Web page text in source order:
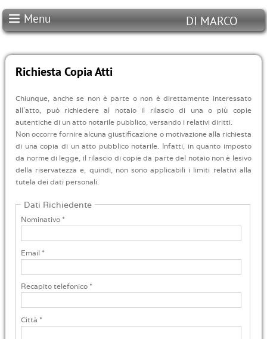
DI MARCO
STUDIO NOTARILE
Menu
Richiesta Copia Atti
Chiunque, anche se non è parte o non è direttamente interessato
all'atto, può richiedere al notaio il rilascio di una o più copie
autentiche di un atto notarile pubblico, versando i relativi diritti.
Non occorre fornire alcuna giustificazione o motivazione alla richiesta
di una copia di un atto pubblico notarile. Infatti, in quanto imposto
da norme di legge, il rilascio di copie da parte del notaio non è lesivo
della riservatezza e, quindi, non sono applicabili i limiti relativi alla
tutela dei dati personali.
Dati Richiedente
Nominativo *
Email *
Recapito telefonico *
Città *